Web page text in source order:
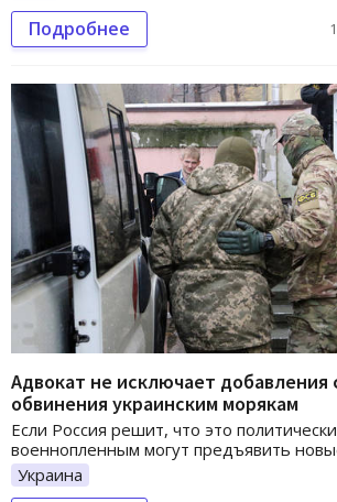
Подробнее
Адвокат не исключает добавления
обвинения украинским морякам
Если Россия решит, что это
военнопленным могут предъявить
Украина